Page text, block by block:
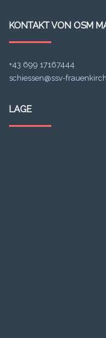
KONTAKT VON OSM
+43 699 17167444
schiessen@ssv-
LAGE